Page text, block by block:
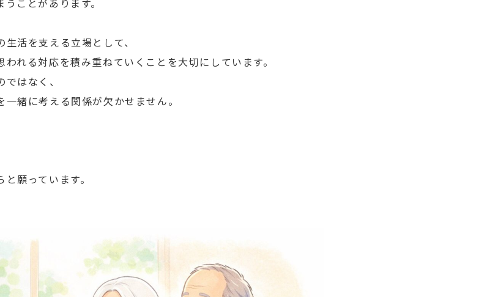
ことがあります。
活を支える立場として、
れる対応を積み重ねていくことを大切にしています。
はなく、
緒に考える関係が欠かせません。
願っています。